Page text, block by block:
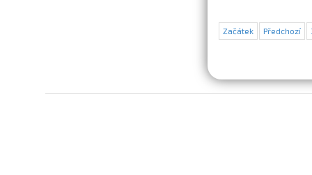
Začátek Předchozí